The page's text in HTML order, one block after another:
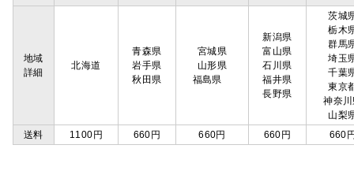
地域
詳細
北海道
青森県
岩手県
秋田県
宮城県
山形県
福島県
新潟県
富山県
石川県
福井県
長野県
茨城
栃木
群馬
埼玉
千葉
東京
神奈
山梨
送料
1100円 660円 660円 660円 660